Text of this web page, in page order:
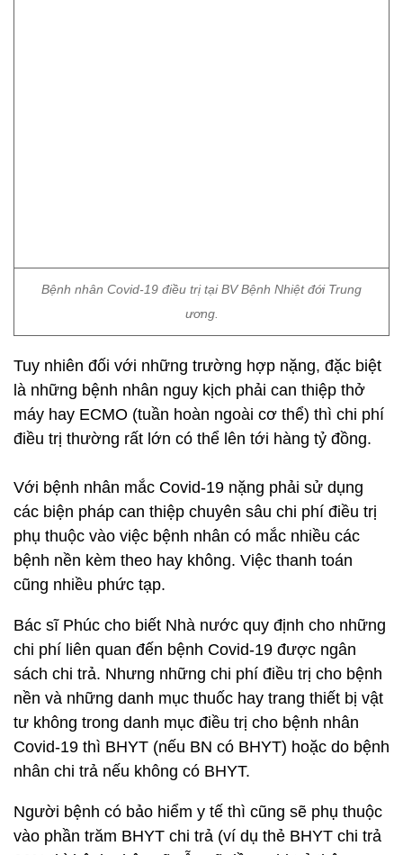
là những bệnh nhân nguy kịch phải can thiệp thở
máy hay ECMO (tuần hoàn ngoài cơ thể) thì chi phí
Với bệnh nhân mắc Covid-19 nặng phải sử dụng
các biện pháp can thiệp chuyên sâu chi phí điều trị
phụ thuộc vào việc bệnh nhân có mắc nhiều các
cũng nhiều phức tạp.
Bác sĩ Phúc cho biết Nhà nước quy định cho những
chi phí liên quan đến bệnh Covid-19 được ngân
sách chi trả. Nhưng những chi phí điều trị cho bệnh
tư không trong danh mục điều trị cho bệnh nhân
Covid-19 thì BHYT (nếu BN có BHYT) hoặc do bệnh
nhân chi trả nếu không có BHYT.
Người bệnh có bảo hiểm y tế thì cũng sẽ phụ thuộc
vào phần trăm BHYT chi trả (ví dụ thẻ BHYT chi trả
80% thì bệnh nhân sẽ vẫn sẽ đồng chi trả thêm
tư được chi trả hết hoặc theo phần trăm hoặc không
chi trả và nếu bệnh nhân có sử dụng các thuốc này